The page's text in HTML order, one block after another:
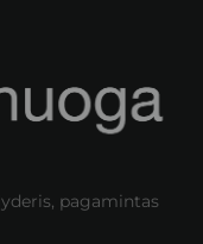
pagamintas